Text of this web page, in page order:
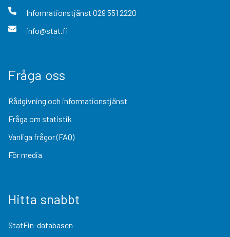
Informationstjänst 029 551 2220
info@stat.fi
Fråga oss
Rådgivning och informationstjänst
Fråga om statistik
Vanliga frågor (FAQ)
För media
Hitta snabbt
StatFin-databasen